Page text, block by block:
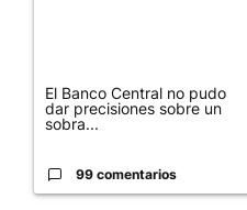
El Banco Central no pudo
dar precisiones sobre un
sobra...
99 comentarios